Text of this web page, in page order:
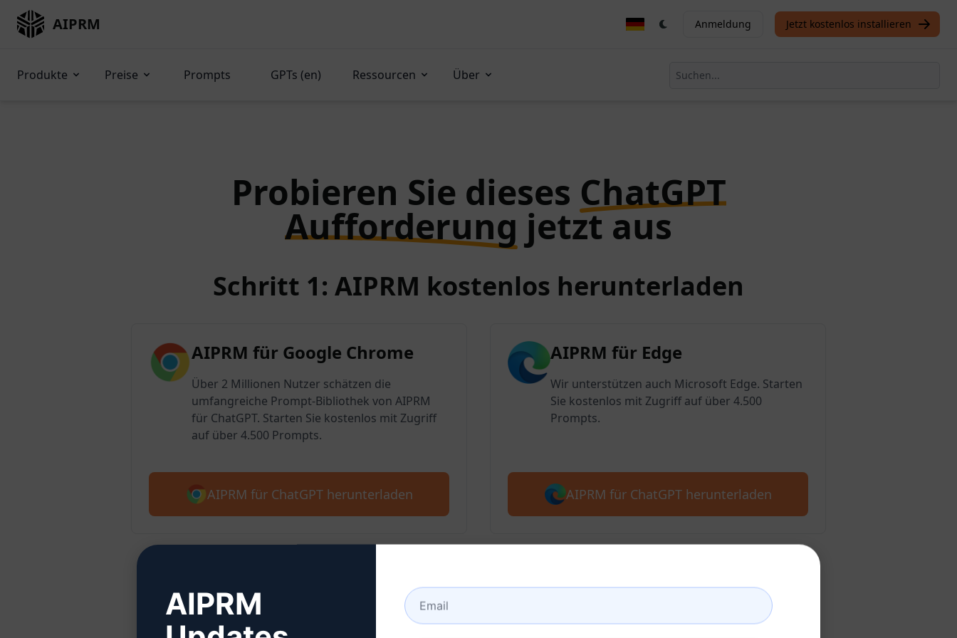
AIPRM Anmeldung Jetzt kostenlos installieren
Produkte Preise Prompts GPTs (en) Ressourcen Über
Probieren Sie dieses ChatGPT
Aufforderung jetzt aus
Schritt 1: AIPRM kostenlos herunterladen
AIPRM für Google Chrome
Über 2 Millionen Nutzer schätzen die
umfangreiche Prompt-Bibliothek von AIPRM
für ChatGPT. Starten Sie kostenlos mit Zugriff
auf über 4.500 Prompts.
AIPRM für ChatGPT herunterladen
AIPRM für Edge
Wir unterstützen auch Microsoft Edge. Starten
Sie kostenlos mit Zugriff auf über 4.500
Prompts.
AIPRM für ChatGPT herunterladen
Schritt 2: Erstellen Sie ein ChatGPT-Konto
AIPRM